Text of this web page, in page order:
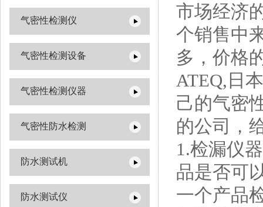
气密性检测仪
气密性检测设备
气密性检测仪器
气密性防水检测
防水测试机
防水测试仪
市场经济
个销售中
多，价格
ATEQ,日
己的气密
的公司，
1.检漏仪
品是否可
一个产品